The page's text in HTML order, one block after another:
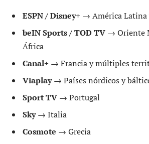
ESPN / Disney+ → América Latina
beIN Sports / TOD TV → Oriente
África
Canal+ → Francia y múltiples
Viaplay→ Países nórdicos y
Sport TV → Portugal
Sky→ Italia
Cosmote → Grecia